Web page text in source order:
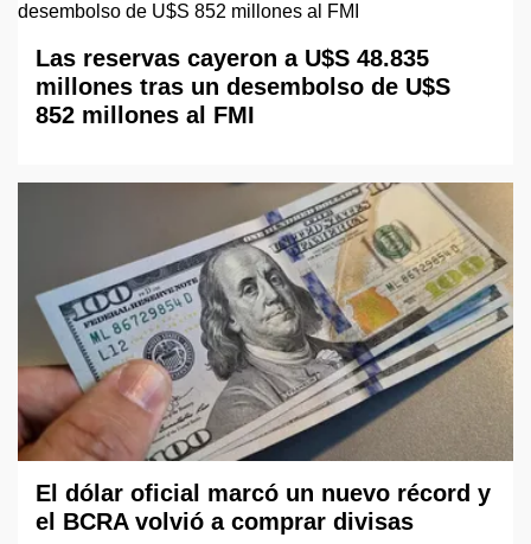
Las reservas cayeron a U$S 48.835
millones tras un desembolso de U$S
852 millones al FMI
El dólar oficial marcó un nuevo récord y
el BCRA volvió a comprar divisas